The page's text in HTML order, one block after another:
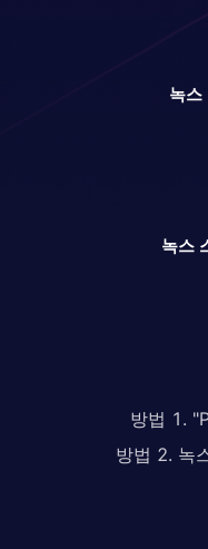
녹스
녹스
방법 1.
방법 2. 녹